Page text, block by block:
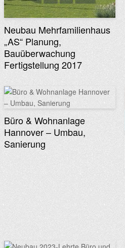
Neubau Mehrfamilienhaus
„AS“ Planung,
Bauüberwachung
Fertigstellung 2017
Büro & Wohnanlage
Hannover – Umbau,
Sanierung